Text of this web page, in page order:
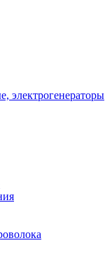
электрогенераторы